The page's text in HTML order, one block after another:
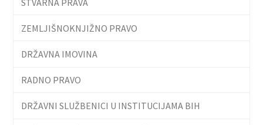
ZEMLJIŠNOKNJIŽNO PRAVO
DRŽAVNA IMOVINA
RADNO PRAVO
DRŽAVNI SLUŽBENICI U INSTITUCIJAMA BIH